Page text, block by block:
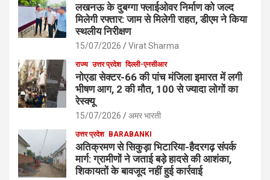
लखनऊ के दुबग्गा फ्लाईओवर निर्माण को जल्द
मिलेगी रफ्तार: जाम से मिलेगी राहत, डीएम ने किया
स्थलीय निरीक्षण
15/07/2026 Virat Sharma
राज्य उत्तर प्रदेश दिल्ली-एनसीआर
नोएडा सेक्टर-66 की पांच मंजिला इमारत में लगी
भीषण आग, 2 की मौत, 100 से ज्यादा लोगों का
रेस्क्यू
15/07/2026 अमर भारती
उत्तर प्रदेश BARABANKI
अतिक्रमण से सिकुड़ा भिटारिया-हैदरगढ़ संपर्क
मार्ग: ग्रामीणों ने जताई बड़े हादसे की आशंका,
शिकायतों के बावजूद नहीं हुई कार्रवाई